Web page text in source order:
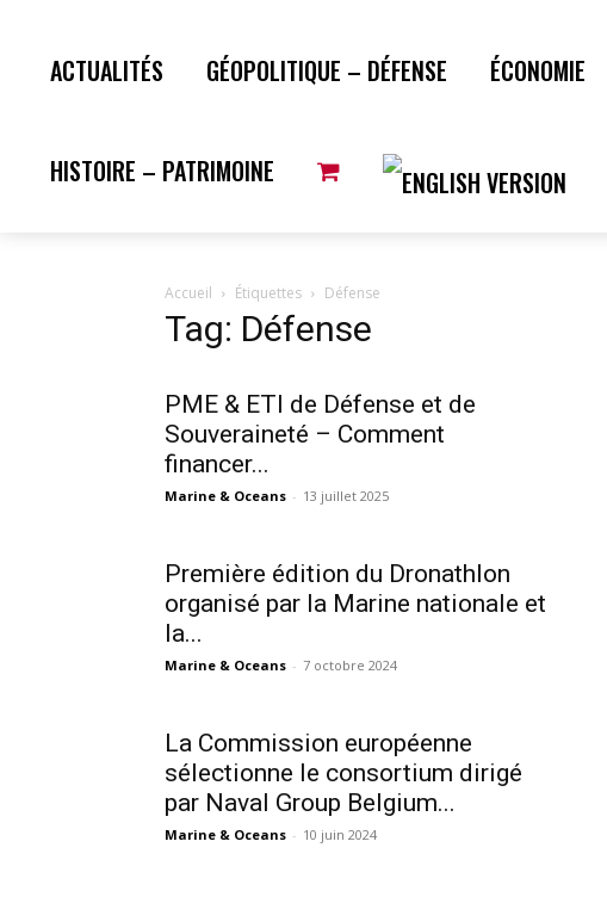
ACTUALITÉS GÉOPOLITIQUE – DÉFENSE ÉCONOMIE
HISTOIRE – PATRIMOINE
Accueil Étiquettes Défense
Tag: Défense
PME & ETI de Défense et de
Souveraineté – Comment
financer...
Marine & Oceans - 13 juillet 2025
Première édition du Dronathlon
organisé par la Marine nationale et
la...
Marine & Oceans - 7 octobre 2024
La Commission européenne
sélectionne le consortium dirigé
par Naval Group Belgium...
Marine & Oceans - 10 juin 2024